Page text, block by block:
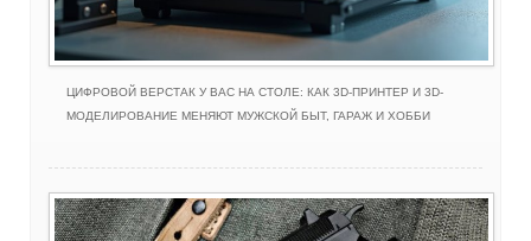
ЦИФРОВОЙ ВЕРСТАК У ВАС НА СТОЛЕ: КАК 3D-ПРИНТЕР И 3D-
МОДЕЛИРОВАНИЕ МЕНЯЮТ МУЖСКОЙ БЫТ, ГАРАЖ И ХОББИ